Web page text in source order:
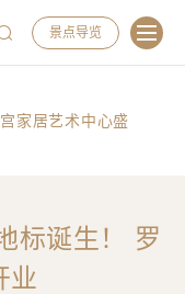
景点导览
家居艺术中心盛
标诞生！ 罗
业